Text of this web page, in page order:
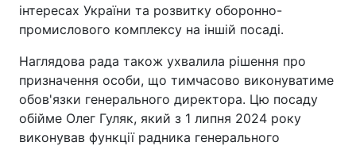
інтересах України та розвитку оборонно-
промислового комплексу на іншій посаді.
Наглядова рада також ухвалила рішення про
призначення особи, що тимчасово виконуватиме
обов'язки генерального директора. Цю посаду
обійме Олег Гуляк, який з 1 липня 2024 року
виконував функції радника генерального